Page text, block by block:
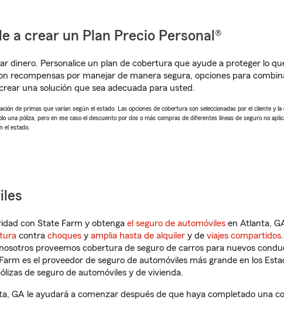
a crear un Plan Precio Personal®
dinero. Personalice un plan de cobertura que ayude a proteger lo
recompensas por manejar de manera segura, opciones para
una solución que sea adecuada para usted.
de primas que varían según el estado. Las opciones de cobertura son seleccionadas por el cliente y
una póliza, pero en ese caso el descuento por dos o más compras de diferentes líneas de seguro no
el estado.
con State Farm y obtenga el seguro de automóviles en Atlanta,
contra choques y amplia hasta de alquiler y de viajes compartidos
proveemos cobertura de seguro de carros para nuevos
es el proveedor de seguro de automóviles más grande en los
de seguro de automóviles y de vivienda.
GA le ayudará a comenzar después de que haya completado una